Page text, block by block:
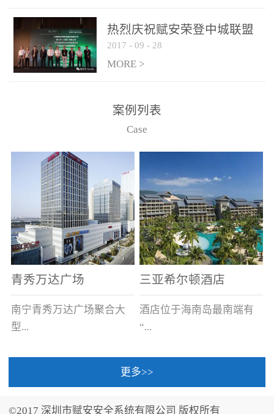
和监控端两大部分组成。
两者之间通过以太网相
联，一台监控主机最多可
从监控主机上获取，最多
只能接6台，超过的需从现
热烈庆祝赋安荣登中城联盟
联合采购战略合作平台
2017 - 09 - 28
MORE >
案例列表
Case
青秀万达广场
南宁青秀万达广场聚合大
型...
三亚希尔顿酒店
酒店位于海南岛最南端有
“...
中国的海岛天堂”之美称的
更多>>
©2017 深圳市赋安安全系统有限公司 版权所有